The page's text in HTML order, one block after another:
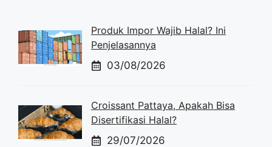
Produk Impor Wajib Halal? Ini
Penjelasannya
03/08/2026
Croissant Pattaya, Apakah Bisa
Disertifikasi Halal?
29/07/2026